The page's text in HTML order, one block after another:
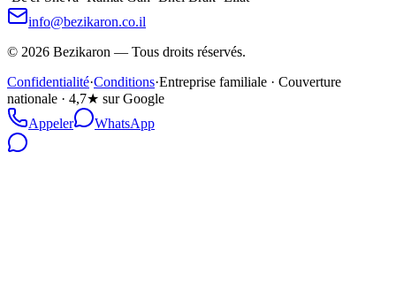
info@bezikaron.co.il
© 2026 Bezikaron — Tous droits réservés.
Confidentialité·Conditions·Entreprise familiale · Couverture
nationale · 4,7★ sur Google
Appeler
WhatsApp